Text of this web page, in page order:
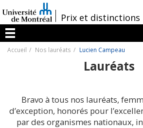
au
contenu
/Prix et distinctions
Menu
Accueil Nos lauréats Lucien Campeau
Lauréats
Bravo à tous nos lauréats,
d’exception, honorés pour
par des organismes nationaux,